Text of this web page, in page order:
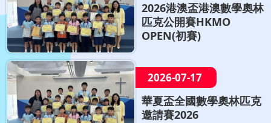
2026港澳盃港澳數學奧林
匹克公開賽HKMO
OPEN(初賽)
2026-07-17
華夏盃全國數學奧林匹克
邀請賽2026